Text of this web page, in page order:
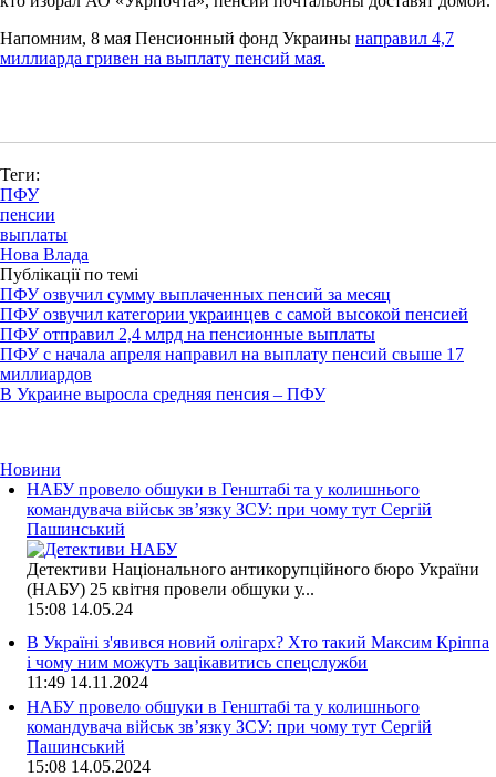
Напомним, 8 мая Пенсионный фонд Украины направил 4,7
миллиарда гривен на выплату пенсий мая.
Теги:
ПФУ
пенсии
выплаты
Нова Влада
Публікації по темі
ПФУ озвучил сумму выплаченных пенсий за месяц
ПФУ озвучил категории украинцев с самой высокой пенсией
ПФУ отправил 2,4 млрд на пенсионные выплаты
ПФУ с начала апреля направил на выплату пенсий свыше 17
миллиардов
В Украине выросла средняя пенсия – ПФУ
Новини
НАБУ провело обшуки в Генштабі та у колишнього
командувача військ зв’язку ЗСУ: при чому тут Сергій
Пашинський
Детективи Національного антикорупційного бюро України
(НАБУ) 25 квітня провели обшуки у...
15:08 14.05.24
В Україні з'явився новий олігарх? Хто такий Максим Кріппа
і чому ним можуть зацікавитись спецслужби
11:49 14.11.2024
НАБУ провело обшуки в Генштабі та у колишнього
командувача військ зв’язку ЗСУ: при чому тут Сергій
Пашинський
15:08 14.05.2024